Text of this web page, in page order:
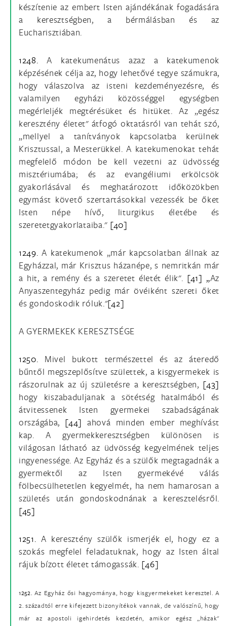
készítenie az embert Isten ajándékának fogadására
a keresztségben, a bérmálásban és az
Eucharisztiában.
1248.A katekumenátus azaz a katekumenok
képzésének célja az, hogy lehetővé tegye számukra,
hogy válaszolva az isteni kezdeményezésre, és
valamilyen egyházi közösséggel egységben
megérleljék megtérésüket és hitüket. Az „egész
keresztény életet" átfogó oktatásról van tehát szó,
„mellyel a tanítványok kapcsolatba kerülnek
Krisztussal, a Mesterükkel. A katekumenokat tehát
megfelelő módon be kell vezetni az üdvösség
misztériumába; és az evangéliumi erkölcsök
gyakorlásával és meghatározott időközökben
egymást követő szertartásokkal vezessék be őket
Isten népe hívő, liturgikus életébe és
szeretetgyakorlataiba." [40]
1249.A katekumenok „már kapcsolatban állnak az
Egyházzal, már Krisztus házanépe, s nemritkán már
a hit, a remény és a szeretet életét élik". [41] „Az
Anyaszentegyház pedig már övéiként szereti őket
és gondoskodik róluk."[42]
A GYERMEKEK KERESZTSÉGE
1250. Mivel bukott természettel és az áteredő
bűntől megszeplősítve születtek, a kisgyermekek is
rászorulnak az új születésre a keresztségben, [43]
hogy kiszabaduljanak a sötétség hatalmából és
átvitessenek Isten gyermekei szabadságának
országába, [44] ahová minden ember meghívást
kap. A gyermekkeresztségben különösen is
világosan látható az üdvösség kegyelmének teljes
ingyenessége. Az Egyház és a szülők megtagadnák a
gyermektől az Isten gyermekévé válás
fölbecsülhetetlen kegyelmét, ha nem hamarosan a
születés után gondoskodnának a keresztelésről.
[45]
1251. A keresztény szülők ismerjék el, hogy ez a
szokás megfelel feladatuknak, hogy az Isten által
rájuk bízott életet támogassák. [46]
1252.Az Egyház ősi hagyománya, hogy kisgyermekeket keresztel. A
2. századtól erre kifejezett bizonyítékok vannak, de valószínű, hogy
már az apostoli igehirdetés kezdetén, amikor egész „házak"